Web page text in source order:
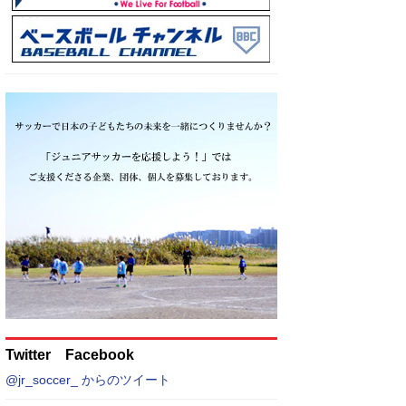
Twitter Facebook
@jr_soccer_ からのツイート